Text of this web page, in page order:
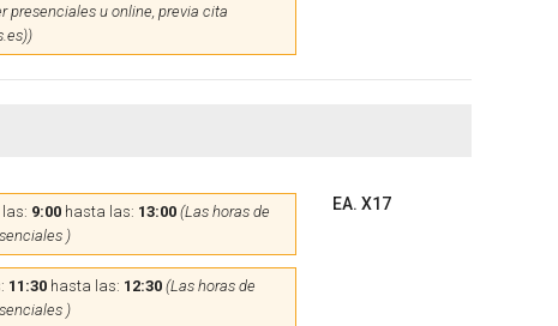
presenciales u online, previa cita
9:00hasta las: 13:00 (Las horas de
)
11:30hasta las: 12:30 (Las horas de
)
EA. X17